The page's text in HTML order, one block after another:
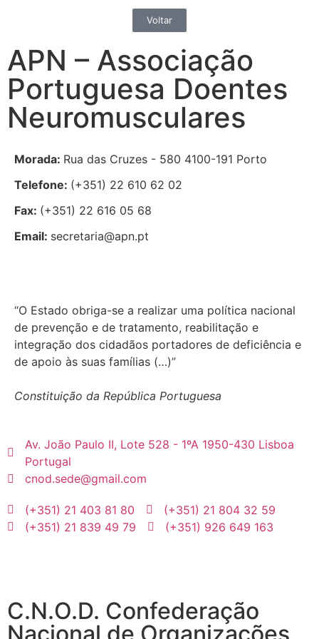
Voltar
APN – Associação
Portuguesa Doentes
Neuromusculares
Morada: Rua das Cruzes - 580 4100-191 Porto
Telefone: (+351) 22 610 62 02
Fax: (+351) 22 616 05 68
Email: secretaria@apn.pt
“O Estado obriga-se a realizar uma política nacional
de prevenção e de tratamento, reabilitação e
integração dos cidadãos portadores de deficiência e
de apoio às suas famílias (…)”
Constituição da República Portuguesa
Av. João Paulo II, Lote 528 - 1ºA 1950-430 Lisboa
Portugal
cnod.sede@gmail.com
(+351) 21 403 81 80
(+351) 21 804 32 59
(+351) 21 839 49 79
(+351) 926 649 163
C.N.O.D. Confederação